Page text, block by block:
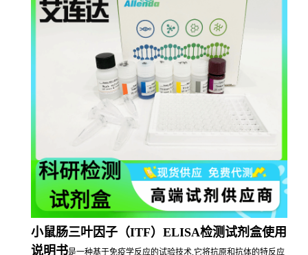
小鼠肠三叶因子（ITF）ELISA检测试剂盒使用
说明书是一种基于免疫学反应的试验技术,它将抗原和抗体的特反应